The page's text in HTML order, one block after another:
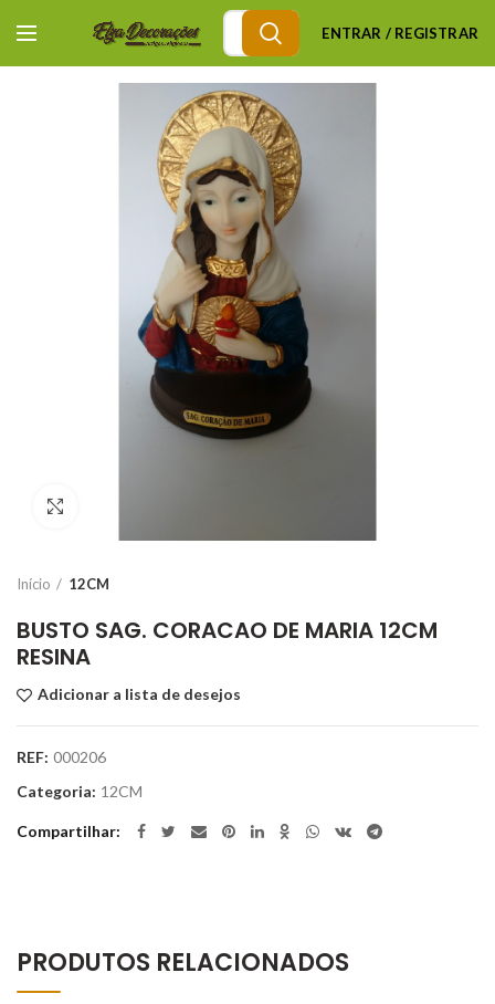
ENTRAR / REGISTRAR
Início 12CM
BUSTO SAG. CORACAO DE MARIA 12CM
RESINA
Adicionar a lista de desejos
REF: 000206
Categoria: 12CM
Compartilhar
PRODUTOS RELACIONADOS